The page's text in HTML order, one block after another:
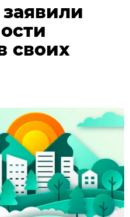
своих